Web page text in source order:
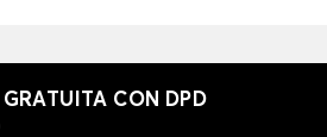
CON DPD